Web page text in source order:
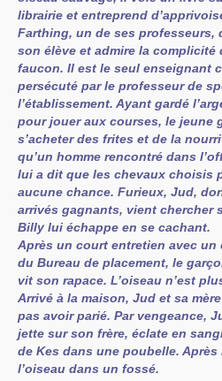
librairie et entreprend
Farthing, un de ses professeurs,
son élève et admire la
faucon. Il est le seul enseignant
persécuté par le professeur de
l’établissement. Ayant gardé
pour jouer aux courses, le jeune
s’acheter des frites et de la
qu’un homme rencontré dans
lui a dit que les chevaux choisis
aucune chance. Furieux, Jud,
arrivés gagnants, vient chercher
Billy lui échappe en se cachant.
Après un court entretien avec un
du Bureau de placement, le
vit son rapace. L’oiseau n’est
Arrivé à la maison, Jud et sa
pas avoir parié. Par vengeance,
jette sur son frère, éclate en
de Kes dans une poubelle.
l’oiseau dans un fossé.